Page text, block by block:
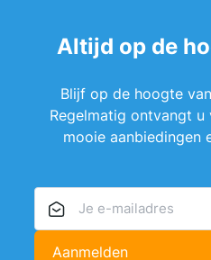
Altijd op de
Blijf op de hoogte
Regelmatig ontvangt u
mooie aanbiedingen
Aanmelden